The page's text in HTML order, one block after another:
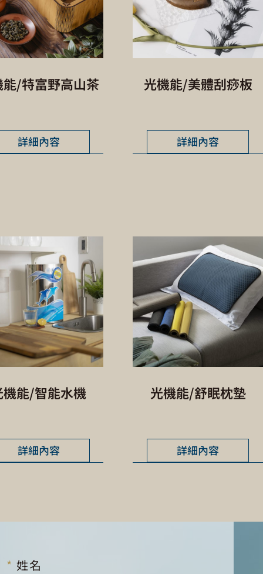
能/特富野高山茶
詳細內容
光機能/美體刮痧板
詳細內容
機能/智能水機
詳細內容
光機能/舒眠枕墊
詳細內容
姓名